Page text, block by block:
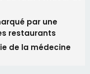
et recevez par
et une sélection de